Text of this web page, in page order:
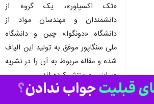
«تک اکسپلور»، یک گروه از
دانشمندان و مهندسان مواد از
دانشگاه «دونگوا» چین و دانشگاه
ملی سنگاپور موفق به تولید این الیاف
شده و مقاله مربوط به آن را در نشریه
«ساینس» منتشر کرده اند.
در چند سال گذشته، دانشمندان در